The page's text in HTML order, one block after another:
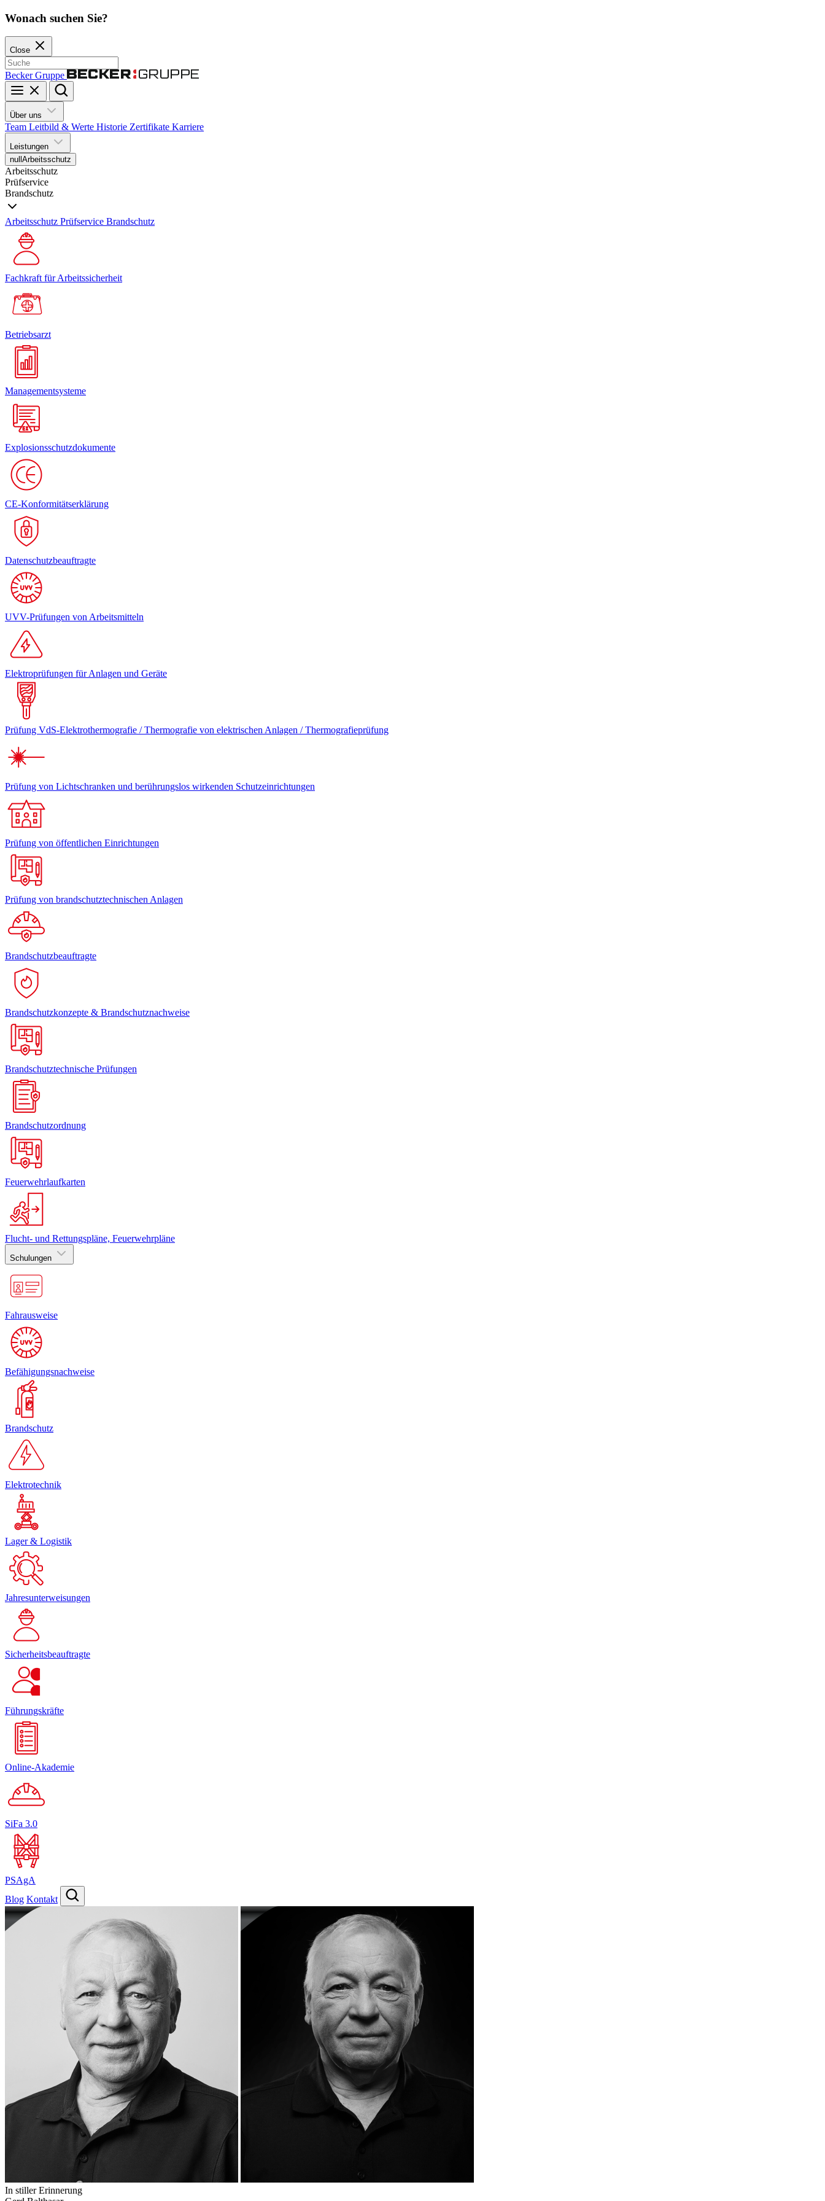
Wonach suchen Sie?
Close
Becker Gruppe
Über uns
Team Leitbild & Werte Historie Zertifikate Karriere
Leistungen
null Arbeitsschutz
Arbeitsschutz
Prüfservice
Brandschutz
Arbeitsschutz Prüfservice Brandschutz
Fachkraft für Arbeitssicherheit
Betriebsarzt
Managementsysteme
Explosionsschutzdokumente
CE-Konformitätserklärung
Datenschutzbeauftragte
UVV-Prüfungen von Arbeitsmitteln
Elektroprüfungen für Anlagen und Geräte
Prüfung VdS-Elektrothermografie / Thermografie von elektrischen Anlagen / Thermografieprüfung
Prüfung von Lichtschranken und berührungslos wirkenden Schutzeinrichtungen
Prüfung von öffentlichen Einrichtungen
Prüfung von brandschutztechnischen Anlagen
Brandschutzbeauftragte
Brandschutzkonzepte & Brandschutznachweise
Brandschutztechnische Prüfungen
Brandschutzordnung
Feuerwehrlaufkarten
Flucht- und Rettungspläne, Feuerwehrpläne
Schulungen
Fahrausweise
Befähigungsnachweise
Brandschutz
Elektrotechnik
Lager & Logistik
Jahresunterweisungen
Sicherheitsbeauftragte
Führungskräfte
Online-Akademie
SiFa 3.0
PSAgA
Blog Kontakt
In stiller Erinnerung